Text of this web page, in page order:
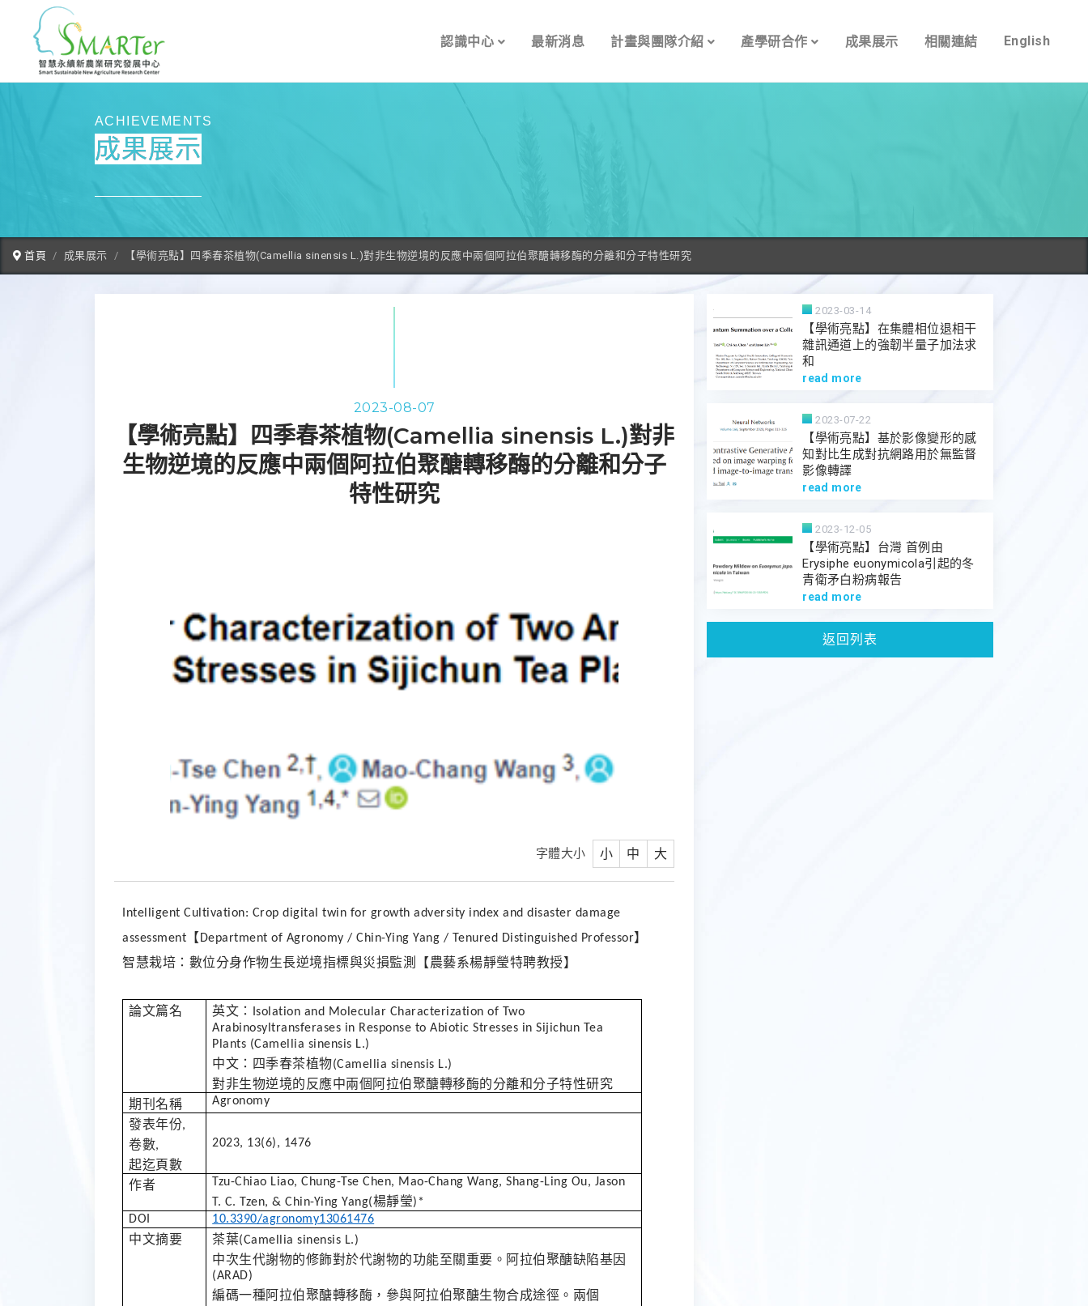
認識中心 最新消息 計畫與團隊介紹 產學研合作 成果展示 相關連結 English
ACHIEVEMENTS
成果展示
首頁 成果展示 【學術亮點】四季春茶植物(Camellia sinensis L.)對非生物逆境的反應中兩個阿拉伯聚醣轉移酶的分離和分子特性研究
2023-08-07
【學術亮點】四季春茶植物(Camellia sinensis L.)對非
生物逆境的反應中兩個阿拉伯聚醣轉移酶的分離和分子
特性研究
字體大小 小 中 大
Intelligent Cultivation: Crop digital twin for growth adversity index and disaster damage
assessment 【 Department of Agronomy / Chin-Ying Yang / Tenured Distinguished Professor】
智慧栽培：數位分身作物生長逆境指標與災損監測【農藝系楊靜瑩特聘教授】
論文篇名 英文：
Isolation and Molecular Characterization of Two
Arabinosyltransferases in Response to Abiotic Stresses in Sijichun Tea
Plants (Camellia sinensis L.)
中文：四季春茶植物(Camellia sinensis L.)
對非生物逆境的反應中兩個阿拉伯聚醣轉移酶的分離和分子特性研究
期刊名稱
Agronomy
發表年份,
卷數,
起迄頁數
2023, 13(6), 1476
作者
Tzu-Chiao Liao, Chung-Tse Chen, Mao-Chang Wang, Shang-Ling Ou, Jason
T. C. Tzen, & Chin-Ying Yang(楊靜瑩)*
DOI
10.3390/agronomy13061476
中文摘要 茶葉(Camellia sinensis L.)
中次生代謝物的修飾對於代謝物的功能至關重要。阿拉伯聚醣缺陷基因
(ARAD)
編碼一種阿拉伯聚醣轉移酶，參與阿拉伯聚醣生物合成途徑。兩個
2023-03-14
【學術亮點】在集體相位退相干
雜訊通道上的強韌半量子加法求
和
read more
2023-07-22
【學術亮點】基於影像變形的感
知對比生成對抗網路用於無監督
影像轉譯
read more
2023-12-05
【學術亮點】台灣 首例由
Erysiphe euonymicola引起的冬
青衛矛白粉病報告
read more
返回列表